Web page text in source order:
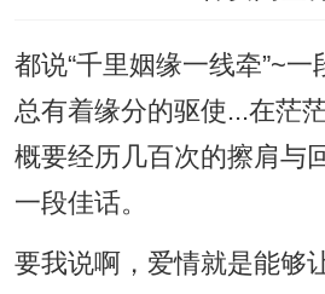
都说“千里姻缘一线牵”~
总有着缘分的驱使...在茫
概要经历几百次的擦肩与
一段佳话。
要我说啊，爱情就是能够